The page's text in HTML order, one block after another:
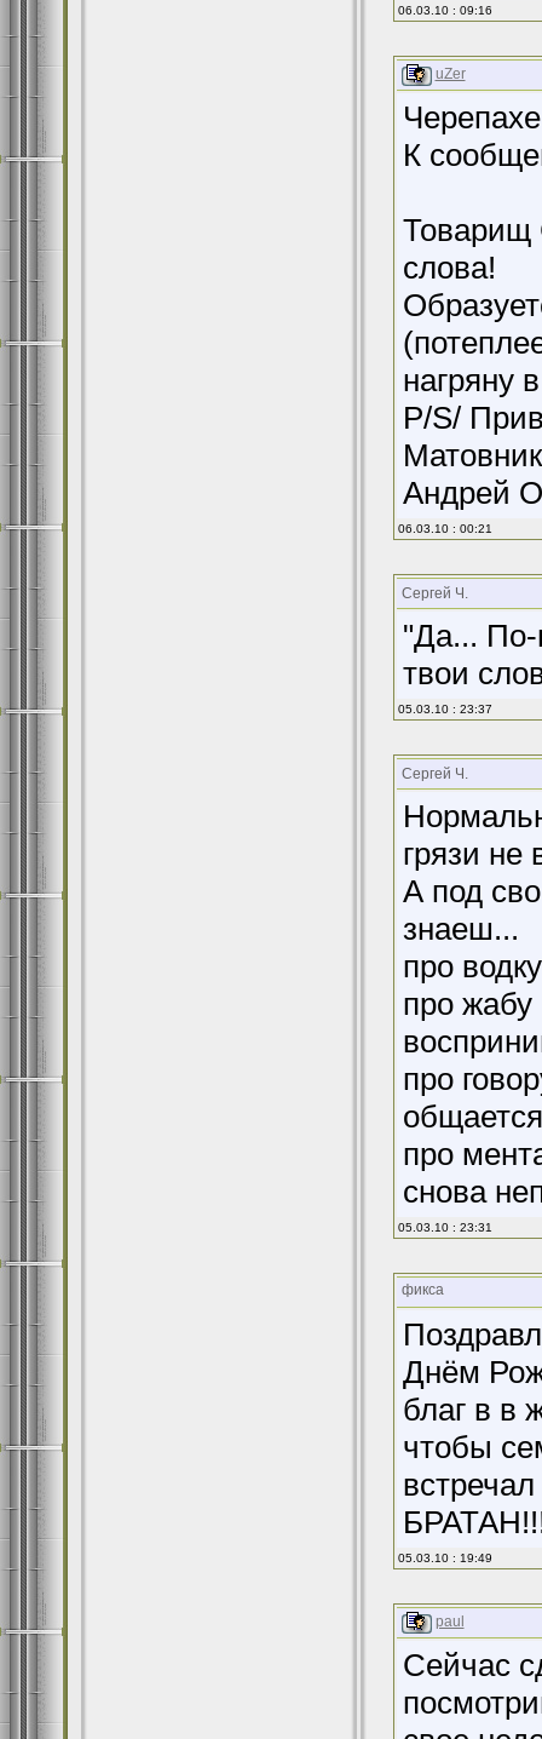
06.03.10 : 09:16
uZer
К
Товарищ
слова!
нагряну
P/S/
Андрей
06.03.10 : 00:21
Сергей Ч.
"Да... По-
твои
05.03.10 : 23:37
Сергей Ч.
грязи не
А под
знаеш...
про
про жабу
про
про
снова
05.03.10 : 23:31
фикса
Днём
благ в в
чтобы
05.03.10 : 19:49
paul
Сейчас